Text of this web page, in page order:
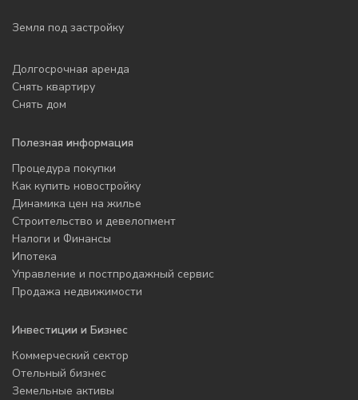
Земля под застройку
Долгосрочная аренда
Снять квартиру
Снять дом
Полезная информация
Процедура покупки
Как купить новостройку
Динамика цен на жилье
Строительство и девелопмент
Налоги и Финансы
Ипотека
Управление и постпродажный сервис
Продажа недвижимости
Инвестиции и Бизнес
Коммерческий сектор
Отельный бизнес
Земельные активы